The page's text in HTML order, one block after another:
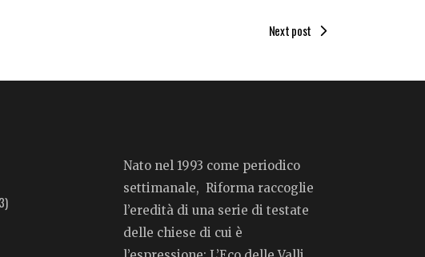
Next post
Nato nel 1993 come periodico
settimanale, Riforma raccoglie
l’eredità di una serie di testate
delle chiese di cui è